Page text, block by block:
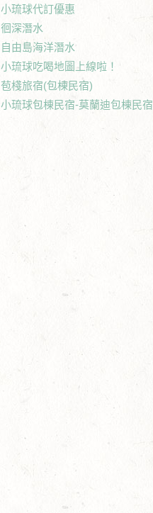
小琉球代訂優惠
徊深潛水
自由島海洋潛水
小琉球吃喝地圖上線啦！
苞棧旅宿(包棟民宿)
小琉球包棟民宿-莫蘭迪包棟民宿